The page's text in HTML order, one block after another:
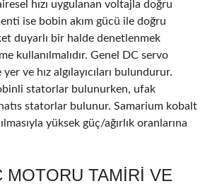
hızı uygulanan voltajla doğru
ise bobin akım gücü ile doğru
duyarlı bir halde denetlenmek
kullanılmalıdır. Genel DC servo
ve hız algılayıcıları bulundurur.
statorlar bulunurken, ufak
statorlar bulunur. Samarium kobalt
yüksek güç/ağırlık oranlarına
MOTORU TAMIRI VE